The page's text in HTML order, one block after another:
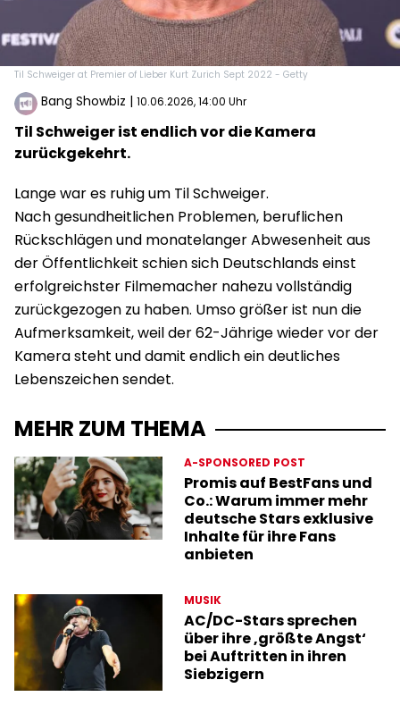
Til Schweiger at Premier of Lieber Kurt Zurich Sept 2022 - Getty
Bang Showbiz | 10.06.2026, 14:00 Uhr
Til Schweiger ist endlich vor die Kamera
zurückgekehrt.
Lange war es ruhig um Til Schweiger.
Nach gesundheitlichen Problemen, beruflichen
Rückschlägen und monatelanger Abwesenheit aus
der Öffentlichkeit schien sich Deutschlands einst
erfolgreichster Filmemacher nahezu vollständig
zurückgezogen zu haben. Umso größer ist nun die
Aufmerksamkeit, weil der 62-Jährige wieder vor der
Kamera steht und damit endlich ein deutliches
Lebenszeichen sendet.
MEHR ZUM THEMA
A-SPONSORED POST
Promis auf BestFans und
Co.: Warum immer mehr
deutsche Stars exklusive
Inhalte für ihre Fans
anbieten
MUSIK
AC/DC-Stars sprechen
über ihre ‚größte Angst‘
bei Auftritten in ihren
Siebzigern